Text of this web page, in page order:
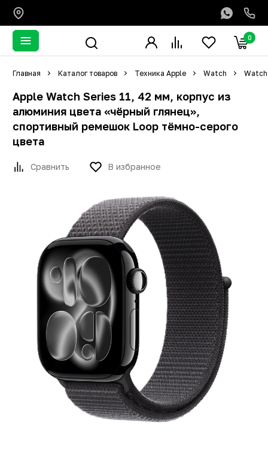
0
Главная Каталог товаров Техника Apple Watch Watch
Apple Watch Series 11, 42 мм, корпус из
алюминия цвета «чёрный глянец»,
спортивный ремешок Loop тёмно-серого
цвета
Сравнить В избранное